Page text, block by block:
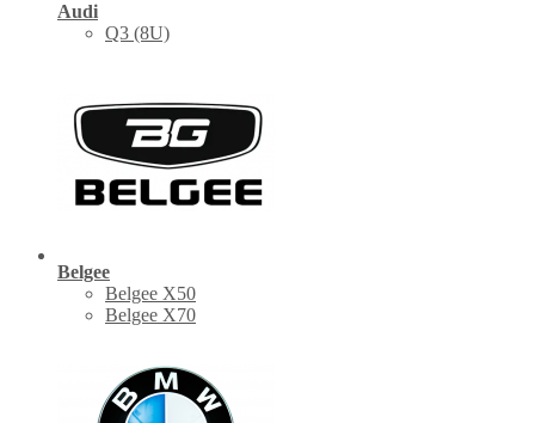
Audi
Q3 (8U)
Belgee
Belgee X50
Belgee X70